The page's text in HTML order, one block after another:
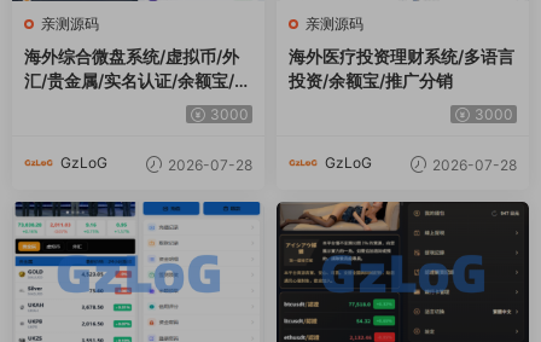
亲测源码
海外综合微盘系统/虚拟币/外
汇/贵金属/实名认证/余额宝/信
3000
GzLoG 2026-07-28
亲测源码
海外医疗投资理财系统/多语言
投资/余额宝/推广分销
3000
GzLoG 2026-07-28